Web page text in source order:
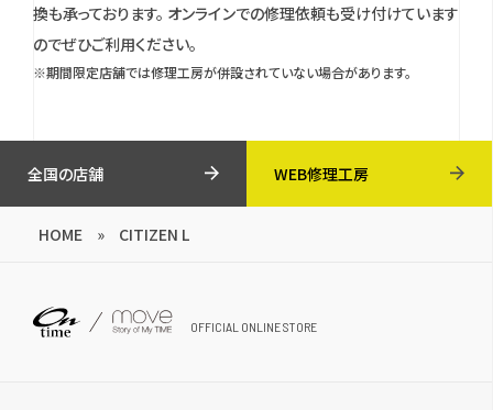
換も承っております。 オンラインでの修理依頼も受け付けています
のでぜひご利用ください。
※期間限定店舗では修理工房が併設されていない場合があります。
全国の店舗 WEB修理工房
HOME » CITIZEN L
OFFICIAL ONLINE STORE